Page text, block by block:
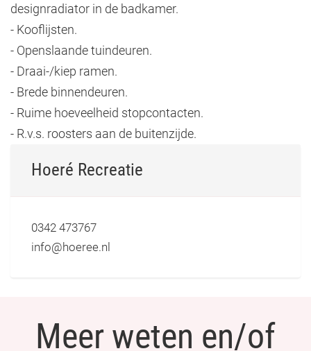
designradiator in de badkamer.
- Kooflijsten.
- Openslaande tuindeuren.
- Draai-/kiep ramen.
- Brede binnendeuren.
- Ruime hoeveelheid stopcontacten.
- R.v.s. roosters aan de buitenzijde.
Hoeré Recreatie
0342 473767
info@hoeree.nl
Meer weten en/of